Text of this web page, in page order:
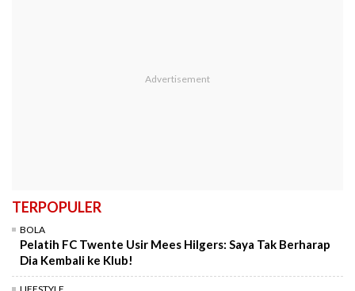
TERPOPULER
BOLA
Pelatih FC Twente Usir Mees Hilgers: Saya Tak Berharap
Dia Kembali ke Klub!